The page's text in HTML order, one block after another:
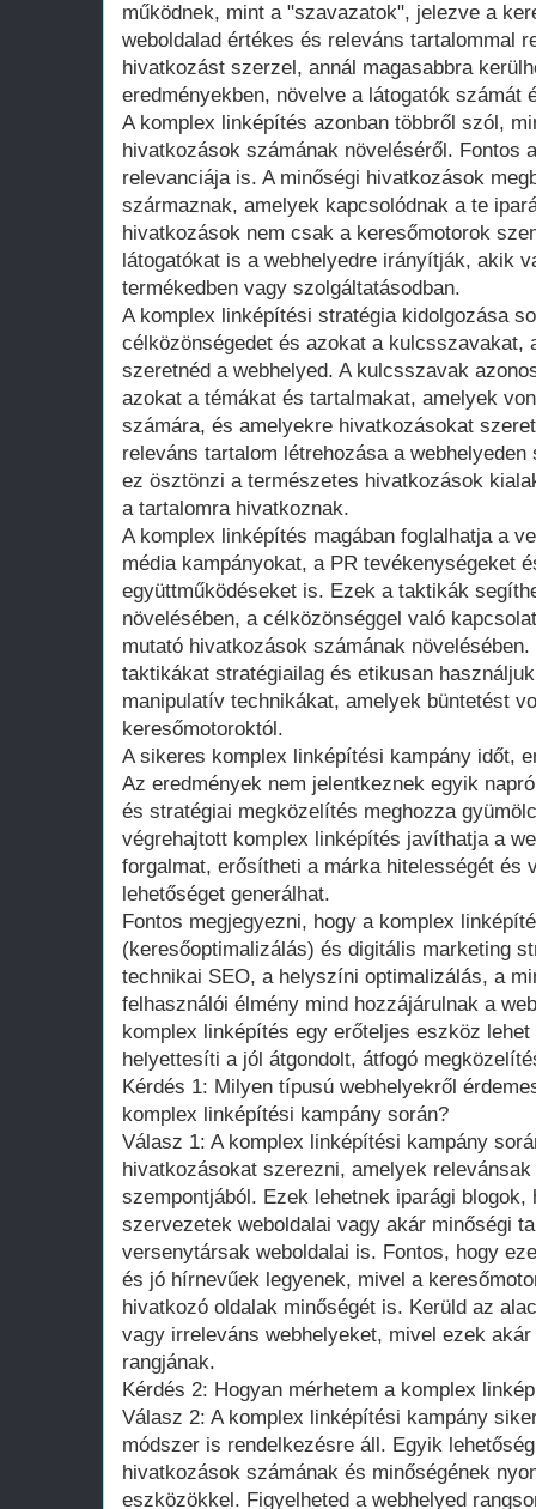
működnek, mint a "szavazatok", jelezve a
weboldalad értékes és releváns tartalommal
hivatkozást szerzel, annál magasabbra
eredményekben, növelve a látogatók számát
A komplex linképítés azonban többről szól,
hivatkozások számának növeléséről. Fontos
relevanciája is. A minőségi hivatkozások
származnak, amelyek kapcsolódnak a te
hivatkozások nem csak a keresőmotorok
látogatókat is a webhelyedre irányítják, akik
termékedben vagy szolgáltatásodban.
A komplex linképítési stratégia kidolgozása
célközönségedet és azokat a kulcsszavakat,
szeretnéd a webhelyed. A kulcsszavak
azokat a témákat és tartalmakat, amelyek
számára, és amelyekre hivatkozásokat
releváns tartalom létrehozása a
ez ösztönzi a természetes hivatkozások
a tartalomra hivatkoznak.
A komplex linképítés magában foglalhatja a
média kampányokat, a PR tevékenységeket
együttműködéseket is. Ezek a taktikák
növelésében, a célközönséggel való
mutató hivatkozások számának
taktikákat stratégiailag és etikusan
manipulatív technikákat, amelyek büntetést
keresőmotoroktól.
A sikeres komplex linképítési kampány időt,
Az eredmények nem jelentkeznek egyik
és stratégiai megközelítés meghozza
végrehajtott komplex linképítés javíthatja a
forgalmat, erősítheti a márka hitelességét és
lehetőséget generálhat.
Fontos megjegyezni, hogy a komplex
(keresőoptimalizálás) és digitális marketing
technikai SEO, a helyszíni optimalizálás, a
felhasználói élmény mind hozzájárulnak a
komplex linképítés egy erőteljes eszköz
helyettesíti a jól átgondolt, átfogó
Kérdés 1: Milyen típusú webhelyekről
komplex linképítési kampány során?
Válasz 1: A komplex linképítési kampány
hivatkozásokat szerezni, amelyek
szempontjából. Ezek lehetnek iparági
szervezetek weboldalai vagy akár minőségi
versenytársak weboldalai is. Fontos, hogy
és jó hírnevűek legyenek, mivel a
hivatkozó oldalak minőségét is. Kerüld az
vagy irreleváns webhelyeket, mivel ezek
rangjának.
Kérdés 2: Hogyan mérhetem a komplex
Válasz 2: A komplex linképítési kampány
módszer is rendelkezésre áll. Egyik
hivatkozások számának és minőségének
eszközökkel. Figyelheted a webhelyed